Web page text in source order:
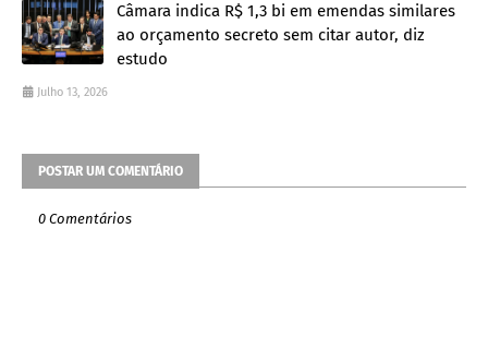
Câmara indica R$ 1,3 bi em emendas similares
ao orçamento secreto sem citar autor, diz
estudo
Julho 13, 2026
POSTAR UM COMENTÁRIO
0 Comentários